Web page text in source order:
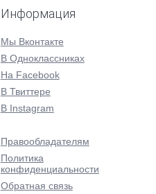
Информация
Мы Вконтакте
В Одноклассниках
На Facebook
В Твиттере
В Instagram
Правообладателям
Политика
конфиденциальности
Обратная связь